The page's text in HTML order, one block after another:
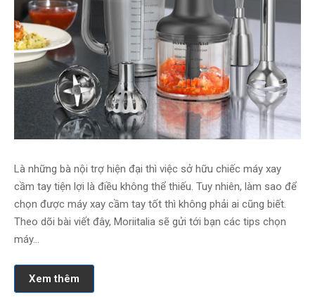
Là những bà nội trợ hiện đại thì việc sở hữu chiếc máy xay
cầm tay tiện lợi là điều không thể thiếu. Tuy nhiên, làm sao để
chọn được máy xay cầm tay tốt thì không phải ai cũng biết.
Theo dõi bài viết đây, Moriitalia sẽ gửi tới bạn các tips chọn
máy…
Xem thêm